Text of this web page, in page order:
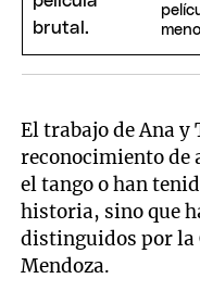
El trabajo de Ana y
reconocimiento de
el tango o han
historia, sino que
distinguidos por la
Mendoza.